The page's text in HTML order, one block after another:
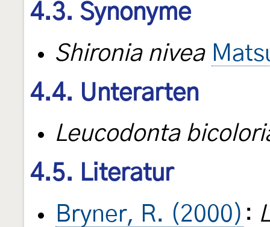
4.3. Synonyme
Shironia nivea
4.4. Unterarten
Leucodonta
4.5. Literatur
Bryner, R. (2000) :